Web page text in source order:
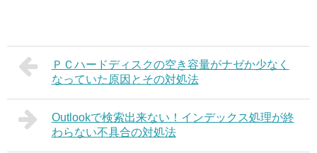
ＰＣハードディスクの空き容量がナゼか少なく
なっていた原因とその対処法
Outlookで検索出来ない！インデックス処理が終
わらない不具合の対処法